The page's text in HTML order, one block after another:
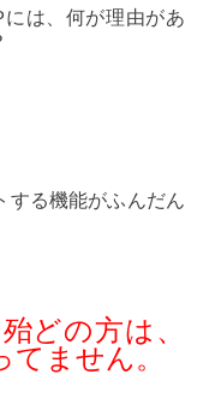
は、何が理由があ
する機能がふんだん
殆どの方は、
ません。